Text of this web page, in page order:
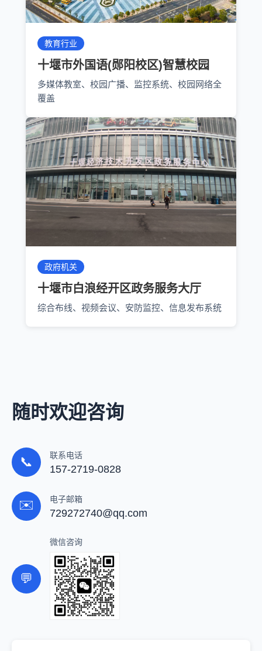
教育行业
十堰市外国语(郧阳校区)智慧校园
多媒体教室、校园广播、监控系统、校园网络全
覆盖
政府机关
十堰市白浪经开区政务服务大厅
综合布线、视频会议、安防监控、信息发布系统
随时欢迎咨询
📞 联系电话
157-2719-0828
✉️ 电子邮箱
729272740@qq.com
💬
微信咨询